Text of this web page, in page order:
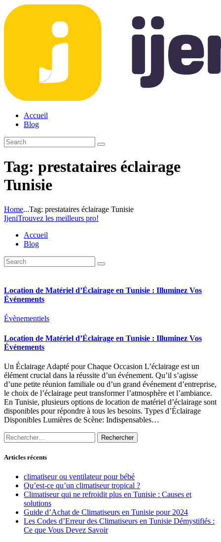
Accueil
Blog
Tag: prestataires éclairage
Tunisie
Home...Tag: prestataires éclairage Tunisie
IjeniTrouvez les meilleurs pro!
Accueil
Blog
Location de Matériel d’Éclairage en Tunisie : Illuminez Vos
Événements
Évènementiels
Location de Matériel d’Éclairage en Tunisie : Illuminez Vos
Événements
Un Éclairage Adapté pour Chaque Occasion L’éclairage est un
élément crucial dans la réussite d’un événement. Qu’il s’agisse
d’une petite réunion familiale ou d’un grand événement d’entreprise,
le choix de l’éclairage peut transformer l’atmosphère et l’ambiance.
En Tunisie, plusieurs options de location de matériel d’éclairage sont
disponibles pour répondre à tous les besoins. Types d’Éclairage
Disponibles Lumières de Scène: Indispensables…
Rechercher :
Articles récents
climatiseur ou ventilateur pour bébé
Qu’est-ce qu’un climatiseur tropical ?
Climatiseur qui ne refroidit plus en Tunisie : Causes et
solutions
Guide d’Achat de Climatiseurs en Tunisie pour 2024
Les Codes d’Erreur des Climatiseurs en Tunisie Démystifiés :
Ce que Vous Devez Savoir